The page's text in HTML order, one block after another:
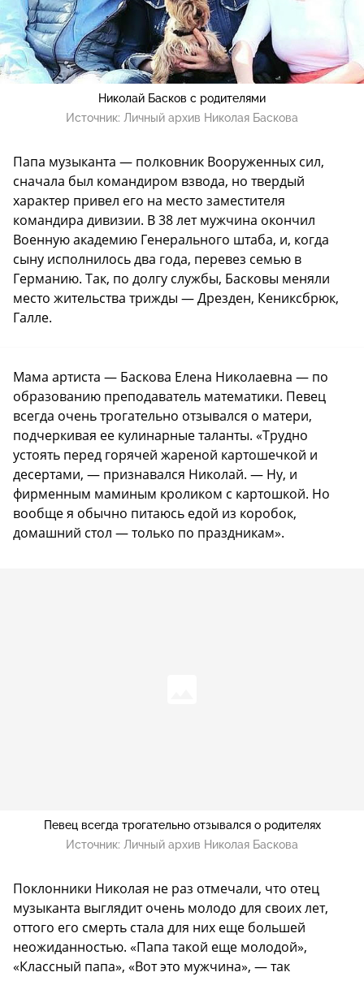
Николай Басков с родителями
Источник: Личный архив Николая Баскова
Папа музыканта — полковник Вооруженных сил,
сначала был командиром взвода, но твердый
характер привел его на место заместителя
командира дивизии. В 38 лет мужчина окончил
Военную академию Генерального штаба, и, когда
сыну исполнилось два года, перевез семью в
Германию. Так, по долгу службы, Басковы меняли
место жительства трижды — Дрезден, Кениксбрюк,
Галле.
Мама артиста — Баскова Елена Николаевна — по
образованию преподаватель математики. Певец
всегда очень трогательно отзывался о матери,
подчеркивая ее кулинарные таланты. «Трудно
устоять перед горячей жареной картошечкой и
десертами, — признавался Николай. — Ну, и
фирменным маминым кроликом с картошкой. Но
вообще я обычно питаюсь едой из коробок,
домашний стол — только по праздникам».
Певец всегда трогательно отзывался о родителях
Источник: Личный архив Николая Баскова
Поклонники Николая не раз отмечали, что отец
музыканта выглядит очень молодо для своих лет,
оттого его смерть стала для них еще большей
неожиданностью. «Папа такой еще молодой»,
«Классный папа», «Вот это мужчина», — так